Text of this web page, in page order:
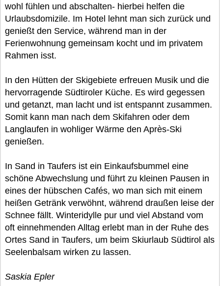
wohl fühlen und abschalten- hierbei helfen die
Urlaubsdomizile. Im Hotel lehnt man sich zurück und
genießt den Service, während man in der
Ferienwohnung gemeinsam kocht und im privatem
Rahmen isst.
In den Hütten der Skigebiete erfreuen Musik und die
hervorragende Südtiroler Küche. Es wird gegessen
und getanzt, man lacht und ist entspannt zusammen.
Somit kann man nach dem Skifahren oder dem
Langlaufen in wohliger Wärme den Après-Ski
genießen.
In Sand in Taufers ist ein Einkaufsbummel eine
schöne Abwechslung und führt zu kleinen Pausen in
eines der hübschen Cafés, wo man sich mit einem
heißen Getränk verwöhnt, während draußen leise der
Schnee fällt. Winteridylle pur und viel Abstand vom
oft einnehmenden Alltag erlebt man in der Ruhe des
Ortes Sand in Taufers, um beim Skiurlaub Südtirol als
Seelenbalsam wirken zu lassen.
Saskia Epler